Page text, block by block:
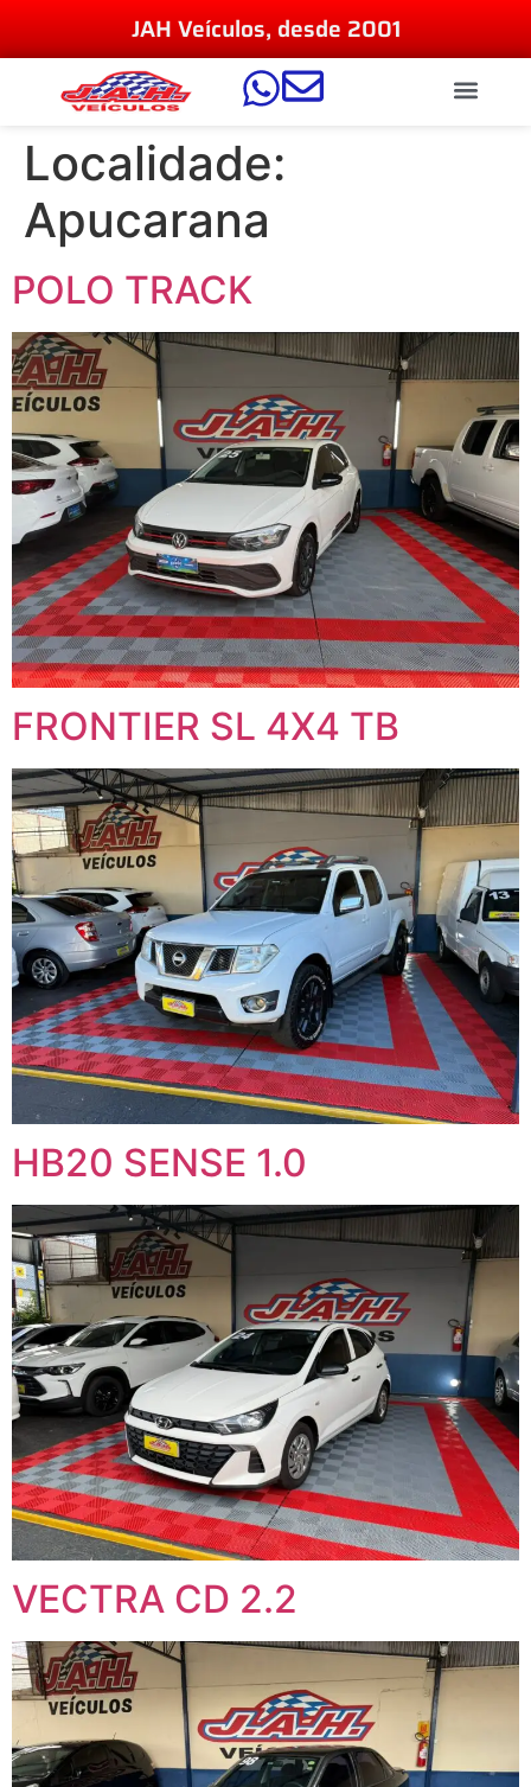
JAH Veículos, desde 2001
Localidade:
Apucarana
POLO TRACK
FRONTIER SL 4X4 TB
HB20 SENSE 1.0
VECTRA CD 2.2